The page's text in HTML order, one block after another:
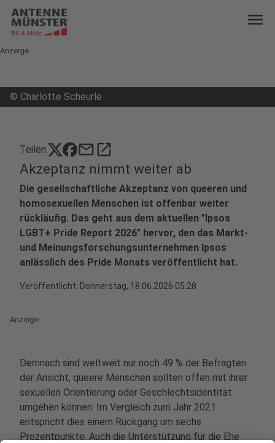
menu
Anzeige
© Charlotte Scheurle
Teilen: mailopen_in_new
Akzeptanz nimmt weiter ab
Die gesellschaftliche Akzeptanz von queeren und
homosexuellen Menschen ist offenbar weiter
rückläufig. Das geht aus dem aktuellen "Ipsos
LGBT+ Pride Report 2026" hervor, den das Markt-
und Meinungsforschungsunternehmen Ipsos
anlässlich des Pride Monats veröffentlicht hat.
Veröffentlicht: Donnerstag, 18.06.2026 05:28
Anzeige
Demnach sind weltweit nur noch 49 % der Befragten
der Ansicht, queere Menschen sollten offen mit ihrer
sexuellen Orientierung oder Geschlechtsidentität
umgehen können. Im Vergleich zum Jahr 2021
entspricht dies einem Rückgang um sechs
Prozentpunkte. Auch die Unterstützung für die Ehe